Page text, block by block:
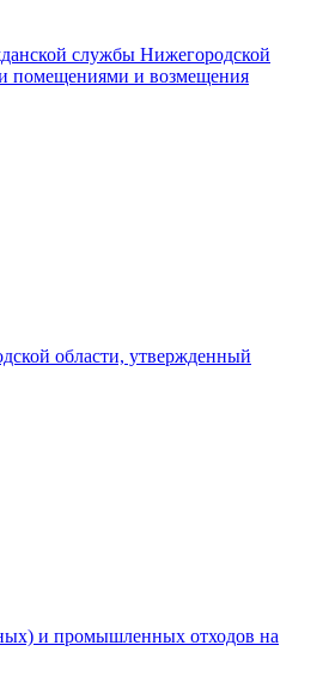
службы Нижегородской
помещениями и возмещения
области, утвержденный
и промышленных отходов на